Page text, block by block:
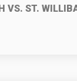
VS. ST.